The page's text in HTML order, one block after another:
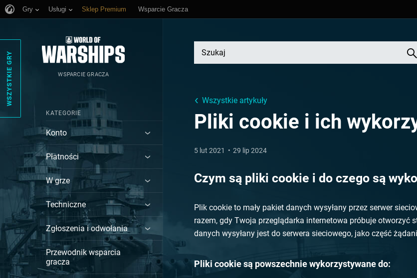
Gry Usługi Sklep Premium Wsparcie Gracza
WSZYSTKIE GRY WSPARCIE GRACZA
KATEGORIE
Konto
Płatności
W grze
Techniczne
Zgłoszenia i odwołania
Przewodnik wsparcia
gracza
Wszystkie artykuły
Pliki cookie i ich
5 lut 2021 29 lip 2024
Czym są pliki cookie i do czego są
Plik cookie to mały pakiet danych wysyłany przez serwer
razem, gdy Twoja przeglądarka internetowa próbuje otworzyć
danych wysyłany jest do serwera sieciowego, jako część
Pliki cookie są powszechnie wykorzystywane do: